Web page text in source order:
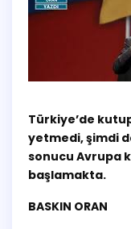
Türkiye’de
yetmedi, şimdi
sonucu Avrupa
başlamakta.
BASKIN ORAN